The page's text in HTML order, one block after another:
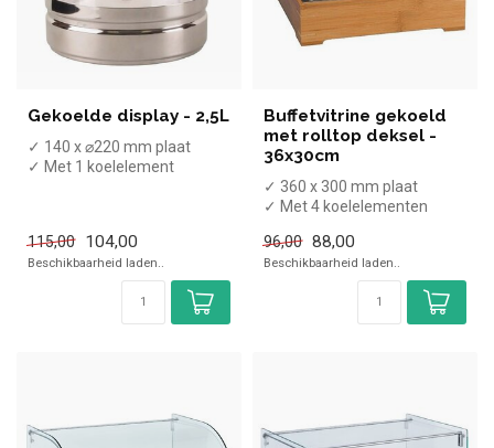
Gekoelde display - 2,5L
✓ 140 x ⌀220 mm plaat
✓ Met 1 koelelement
115,00
104,00
Beschikbaarheid laden..
Buffetvitrine gekoeld
met rolltop deksel -
36x30cm
✓ 360 x 300 mm plaat
✓ Met 4 koelelementen
cm, diep...
96,00 88,00
Beschikbaarheid laden..